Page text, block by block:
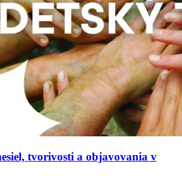
tvorivosti a objavovania v